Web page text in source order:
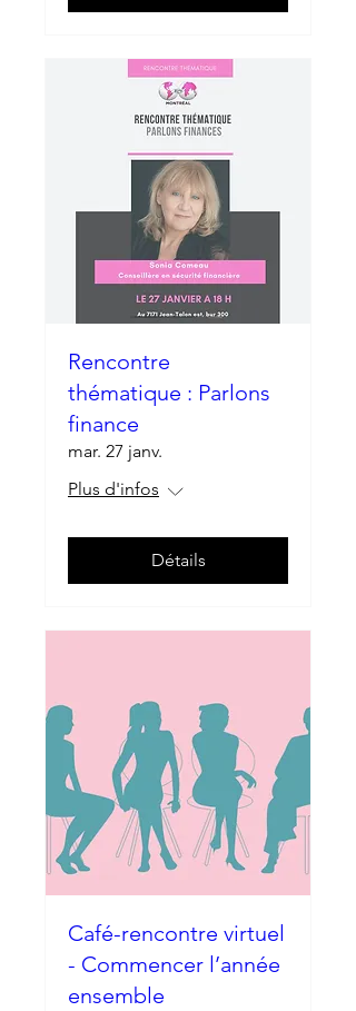
Rencontre
thématique : Parlons
finance
mar. 27 janv.
Plus d'infos
Détails
Café-rencontre virtuel
- Commencer l’année
ensemble